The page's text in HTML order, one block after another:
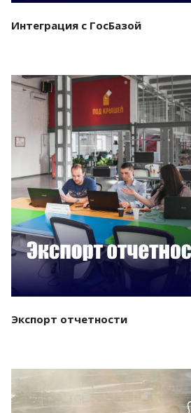
Интеграция с ГосБазой
Смотреть проект
Экспорт отчетности